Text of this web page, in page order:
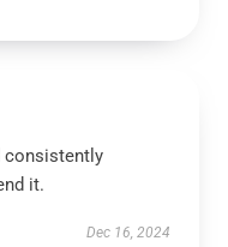
consistently
it.
Dec 16, 2024